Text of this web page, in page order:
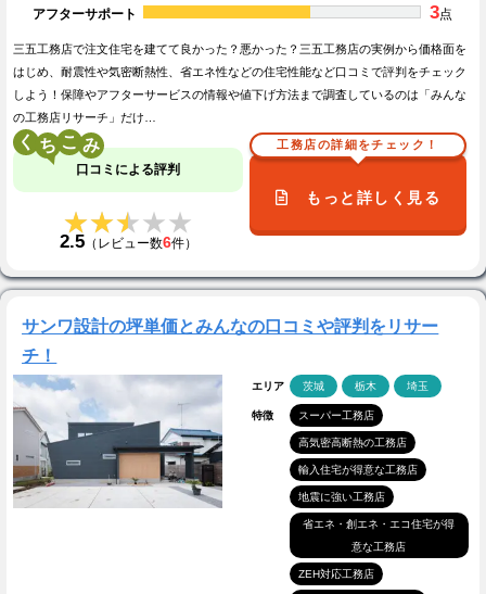
アフターサポート
3点
三五工務店で注文住宅を建てて良かった？悪かった？三五工務店の実例から価格面を
はじめ、耐震性や気密断熱性、省エネ性などの住宅性能など口コミで評判をチェック
しよう！保障やアフターサービスの情報や値下げ方法まで調査しているのは「みんな
の工務店リサーチ」だけ…
く こ
口コミによる評判
★★★★★
★★★★★
2.5（レビュー数6件）
工務店の詳細をチェック！
もっと詳しく見る
サンワ設計の坪単価とみんなの口コミや評判をリサー
チ！
エリア 茨城 栃木 埼玉
特徴 スーパー工務店
高気密高断熱の工務店
輸入住宅が得意な工務店
地震に強い工務店
省エネ・創エネ・エコ住宅が得
意な工務店
ZEH対応工務店